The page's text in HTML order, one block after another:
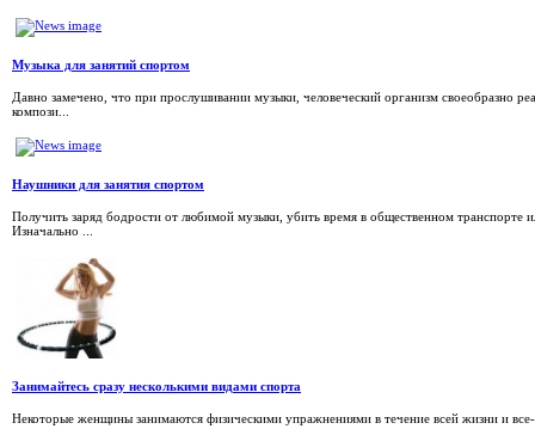
Музыка для занятий спортом
Давно замечено, что при прослушивании музыки, человеческий организм своеобразно
компози...
Наушники для занятия спортом
Получить заряд бодрости от любимой музыки, убить время в общественном транспорте
Изначально ...
Занимайтесь сразу несколькими видами спорта
Некоторые женщины занимаются физическими упражнениями в течение всей жизни и